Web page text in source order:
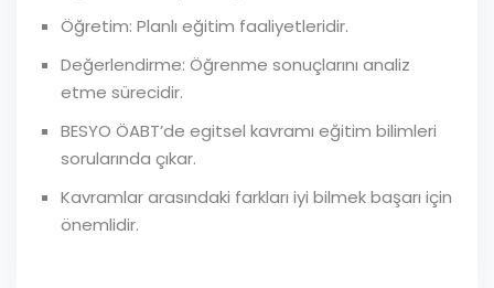
Öğretim: Planlı eğitim faaliyetleridir.
Değerlendirme: Öğrenme sonuçlarını analiz
etme sürecidir.
BESYO ÖABT’de egitsel kavramı eğitim bilimleri
sorularında çıkar.
Kavramlar arasındaki farkları iyi bilmek başarı için
önemlidir.